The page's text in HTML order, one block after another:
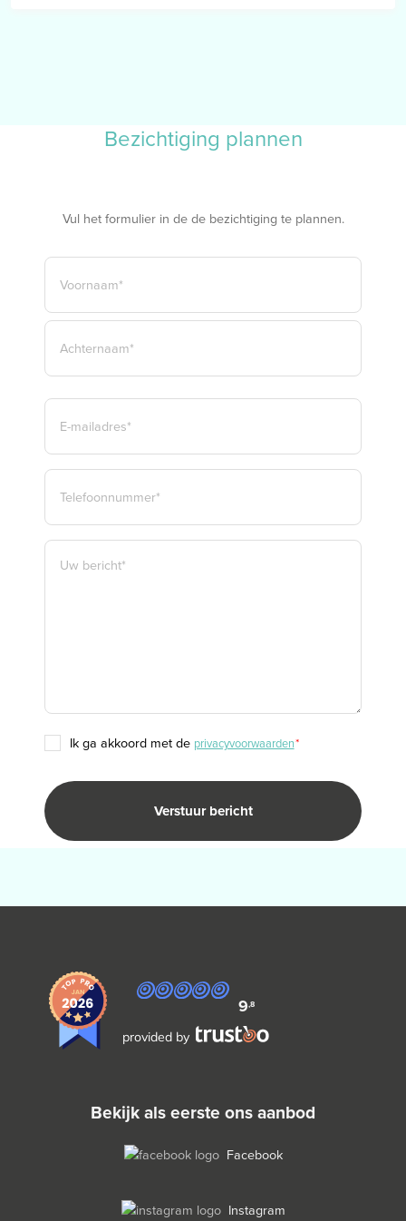
Bezichtiging plannen
Vul het formulier in de de bezichtiging te plannen.
NAAM
VOORNAAM*
E-
MAILADRES
TELEFOON
BERICHT
TOESTEMMING
ik ga akkoord met de privacyvoorwaarden*
9,8
provided by
bekijk als eerste ons aanbod
Facebook
Instagram